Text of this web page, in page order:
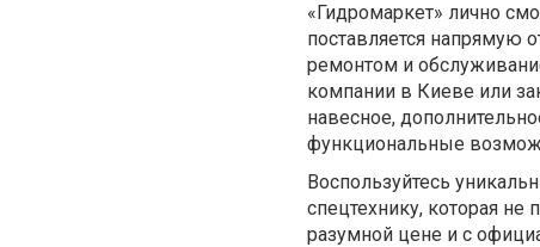
«Гидромаркет» лично
поставляется напрямую
ремонтом и
компании в Киеве или
навесное,
функциональные
Воспользуйтесь
спецтехнику, которая
разумной цене и с